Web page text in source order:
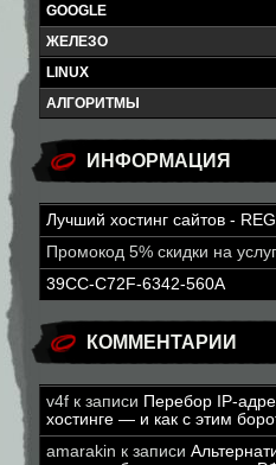
GOOGLE
ЖЕЛЕЗО
LINUX
АЛГОРИТМЫ
ИНФОРМАЦИЯ
Лучший хостинг сайтов -
Промокод 5% скидки на
39CC-C72F-6342-560A
КОММЕНТАРИИ
v4f к записи Перебор IP-
хостинге — и как с этим
amarakin к записи